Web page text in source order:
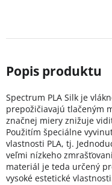
Spectrum PLA Silk je
prepožičiavajú tlačeným
značnej miery znižuje
Použitím špeciálne
vlastnosti PLA, tj.
veľmi nízkeho
materiál je teda určený
vysoké estetické